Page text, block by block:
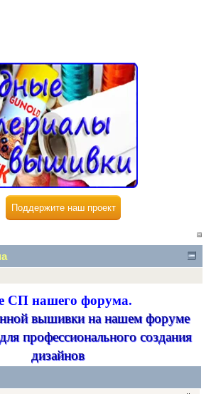
Поддержите наш проект
СП нашего форума.
вышивки на нашем форуме
профессионального создания
дизайнов